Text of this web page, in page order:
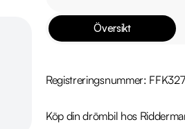
Översikt
Registreringsnummer: FFK327
Köp din drömbil hos